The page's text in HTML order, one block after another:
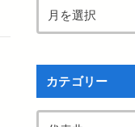
カテゴリー